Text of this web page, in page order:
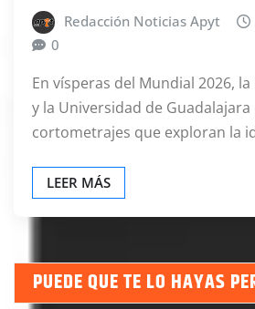
Redacción Noticias Apyt
0
En vísperas del Mundial 2026,
y la Universidad de
cortometrajes que exploran la
LEER MÁS
PUEDE QUE TE LO HAYAS